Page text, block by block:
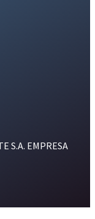
S.A. EMPRESA